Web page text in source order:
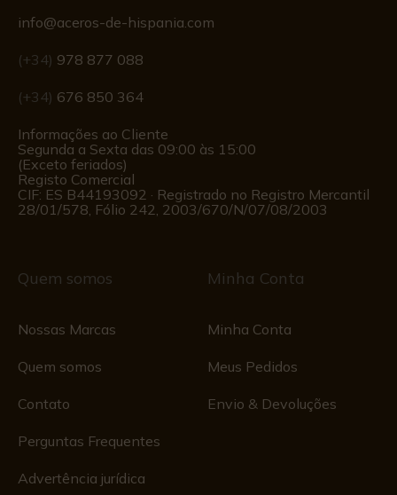
info@aceros-de-hispania.com
(+34) 978 877 088
(+34) 676 850 364
Informações ao Cliente
Segunda a Sexta das 09:00 às 15:00
(Exceto feriados)
Registo Comercial
CIF: ES B44193092 · Registrado no Registro Mercantil
28/01/578, Fólio 242, 2003/670/N/07/08/2003
Quem somos
Nossas Marcas
Quem somos
Contato
Perguntas Frequentes
Advertência jurídica
Minha Conta
Minha Conta
Meus Pedidos
Envio & Devoluções